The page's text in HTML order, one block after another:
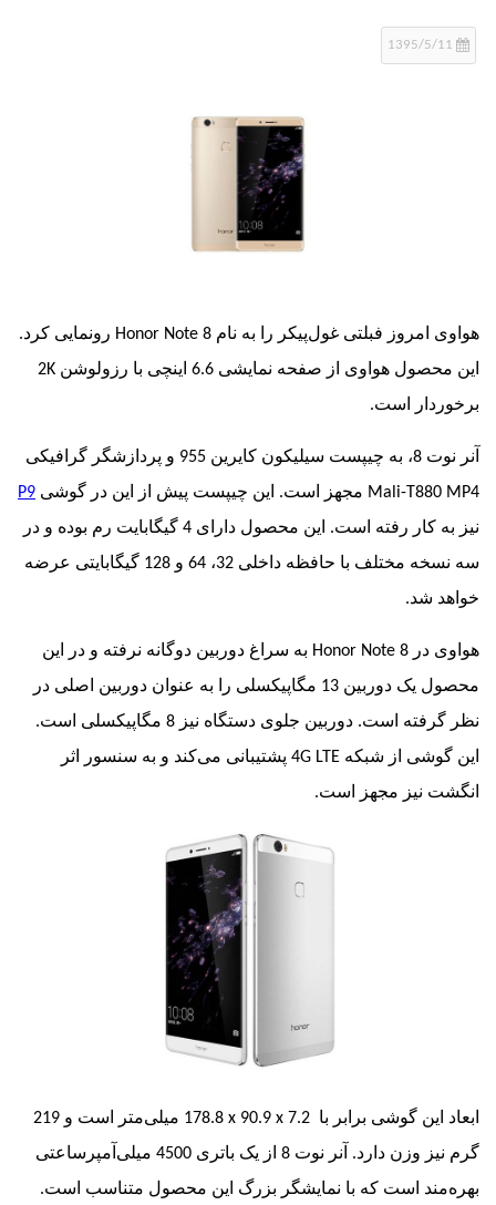
فبلتی غول‌پیکر را به نامHonor Note 8رونمایی کرد.
هواوی از صفحه نمایشی 6.6 اینچی با رزولوشن
2K
است.
Mali-مجهز است. این چیپست پیش از این در گوشی P9
نیز به کار رفته‌ است. این محصول دارای 4 گیگابایت رم بوده و در
سه نسخه مختلف با حافظه داخلی 32، 64 و 128 گیگابایتی عرضه
شد.
درHonor Note 8به سراغ دوربین دوگانه نرفته و در این
محصول یک دوربین 13 مگاپیکسلی را به عنوان دوربین اصلی در
نظر گرفته است. دوربین جلوی دستگاه نیز 8 مگاپیکسلی است.
از شبکه
4G LTEپشتیبانی می‌کند و به سنسور اثر
نیز مجهز است.
گوشی برابر با178.8 x 90.9 x 7.2
میلی‌متر است و 219
گرم نیز وزن دارد. آنر نوت 8 از یک باتری 4500 میلی‌آمپرساعتی
است که با نمایشگر بزرگ این محصول متناسب است.